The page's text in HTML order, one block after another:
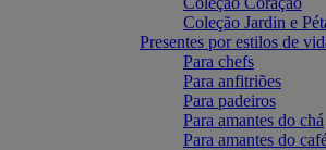
Coleção Jardin e
Presentes por estilos de
Para chefs
Para anfitriões
Para padeiros
Para amantes do chá
Para amantes do